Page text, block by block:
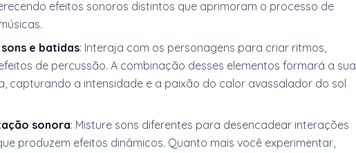
efeitos sonoros distintos que aprimoram o processo de
e batidas: Interaja com os personagens para criar ritmos,
de percussão. A combinação desses elementos formará a sua
capturando a intensidade e a paixão do calor avassalador do sol
sonora: Misture sons diferentes para desencadear interações
produzem efeitos dinâmicos. Quanto mais você experimentar,